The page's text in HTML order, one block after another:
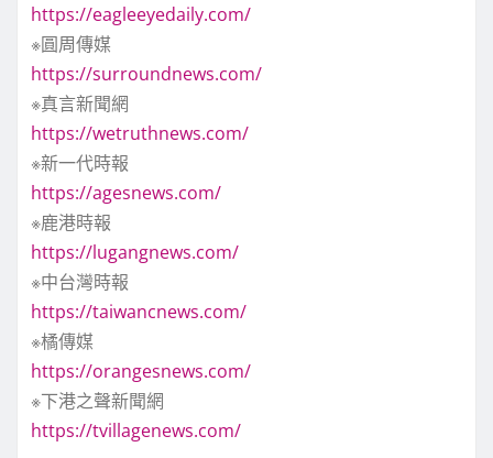
https://eagleeyedaily.com/
※圓周傳媒
https://surroundnews.com/
※真言新聞網
https://wetruthnews.com/
※新一代時報
https://agesnews.com/
※鹿港時報
https://lugangnews.com/
※中台灣時報
https://taiwancnews.com/
※橘傳媒
https://orangesnews.com/
※下港之聲新聞網
https://tvillagenews.com/